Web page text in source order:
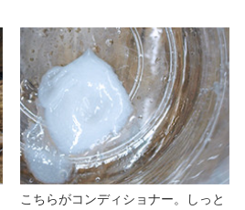
こちらがコンディショナー。しっと